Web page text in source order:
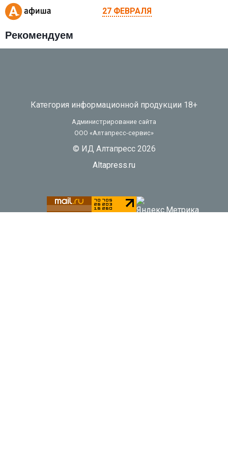
27 ФЕВРАЛЯ
Рекомендуем
Категория информационной продукции 18+
Администрирование сайта
ООО «Алтапресс-сервис»
© ИД Алтапресс 2026
Altapress.ru